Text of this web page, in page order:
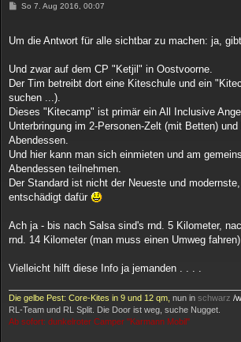
B
r
So 7. Aug 2016, 00:07
Um die Antwort für alle sichtbar zu machen: ja,
Und zwar auf dem CP "Ketjil" in Oostvoorne.
Der Tim betreibt dort eine Kiteschule und ein
suchen ...).
Dieses "Kitecamp" ist primär ein All Inclusive
Unterbringung im 2-Personen-Zelt (mit Betten)
Abendessen.
Und hier kann man sich einmieten und am
Abendessen teilnehmen.
Der Standard ist nicht der Neueste und
entschädigt dafür
Ach ja - bis nach Salsa sind's rnd. 5 Kilometer,
rnd. 14 Kilometer (man muss einen Umweg
Vielleicht hilft diese Info ja jemanden . . . .
Die gelbe Pest: Core-Kites in 9 und 12 qm, nun in schwarz /
RL-Team und RL Split. Die Door ist weg, suche Nugget.
Ab sofort: dunkelroter Camper "Karmann Mobil"